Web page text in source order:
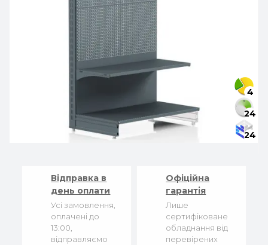
4
24
24
Відправка в
день оплати
Усі замовлення,
оплачені до
13:00,
відправляємо
Офіційна
гарантія
Лише
сертифіковане
обладнання від
перевірених